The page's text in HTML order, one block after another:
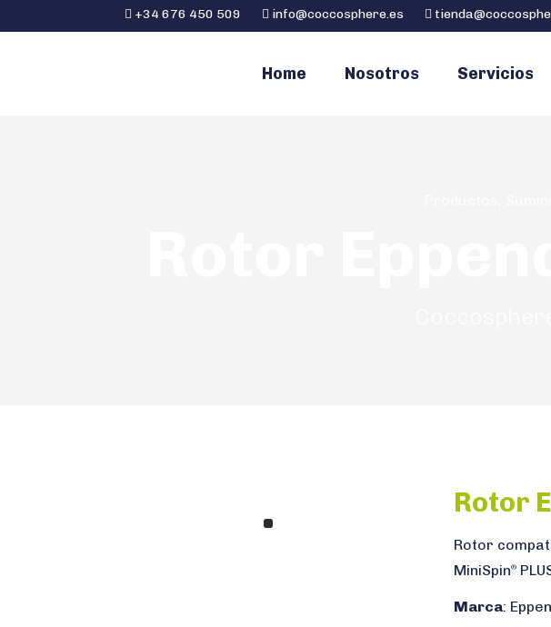
+34 676 450 509 info@coccosphere.es
Home Nosotros Servicios
Rotor
Rotor
MiniSpin®
Marca: